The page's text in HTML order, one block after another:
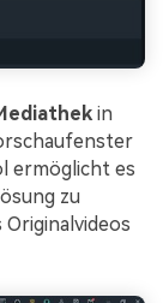
in
ermöglicht es
zu